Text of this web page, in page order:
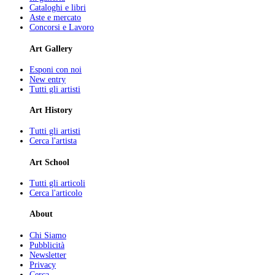
Cataloghi e libri
Aste e mercato
Concorsi e Lavoro
Art Gallery
Esponi con noi
New entry
Tutti gli artisti
Art History
Tutti gli artisti
Cerca l'artista
Art School
Tutti gli articoli
Cerca l'articolo
About
Chi Siamo
Pubblicità
Newsletter
Privacy